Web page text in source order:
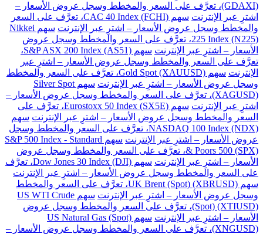
(GDAXI)، تعرَّف على السعر والمخطط وسجل عروض الأسعار –
اشترِ عبر الإنترنت
سهم CAC 40 Index (FCHI)، تعرَّف على السعر
والمخطط وسجل عروض الأسعار – اشترِ عبر الإنترنت
سهم Nikkei
225 Index (N225)، تعرَّف على السعر والمخطط وسجل عروض
الأسعار – اشترِ عبر الإنترنت
سهم S&P ASX 200 Index (AS51)،
تعرَّف على السعر والمخطط وسجل عروض الأسعار – اشترِ عبر
الإنترنت
سهم Gold Spot (XAUUSD)، تعرَّف على السعر والمخطط
وسجل عروض الأسعار – اشترِ عبر الإنترنت
سهم Silver Spot
(XAGUSD)، تعرَّف على السعر والمخطط وسجل عروض الأسعار –
اشترِ عبر الإنترنت
سهم Eurostoxx 50 Index (SX5E)، تعرَّف على
السعر والمخطط وسجل عروض الأسعار – اشترِ عبر الإنترنت سهم
NASDAQ 100 Index (NDX)، تعرَّف على السعر والمخطط وسجل
عروض الأسعار – اشترِ عبر الإنترنت
سهم S&P 500 Index - Standard
& Poors 500 (SPX)، تعرَّف على السعر والمخطط وسجل عروض
الأسعار – اشترِ عبر الإنترنت
سهم Dow Jones 30 Index (DJI)، تعرَّف
على السعر والمخطط وسجل عروض الأسعار – اشترِ عبر الإنترنت
سهم UK Brent (Spot) (XBRUSD)، تعرَّف على السعر والمخطط
وسجل عروض الأسعار – اشترِ عبر الإنترنت
سهم US WTI Crude
(Spot) (XTIUSD)، تعرَّف على السعر والمخطط وسجل عروض
الأسعار – اشترِ عبر الإنترنت
سهم US Natural Gas (Spot)
(XNGUSD)، تعرَّف على السعر والمخطط وسجل عروض الأسعار –